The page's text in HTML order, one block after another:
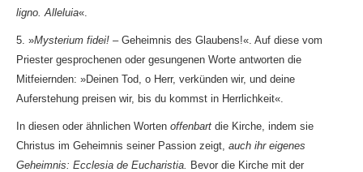
ligno. Alleluia«.
5. »Mysterium fidei! – Geheimnis des Glaubens!«. Auf diese vom
Priester gesprochenen oder gesungenen Worte antworten die
Mitfeiernden: »Deinen Tod, o Herr, verkünden wir, und deine
Auferstehung preisen wir, bis du kommst in Herrlichkeit«.
In diesen oder ähnlichen Worten offenbart die Kirche, indem sie
Christus im Geheimnis seiner Passion zeigt, auch ihr eigenes
Geheimnis: Ecclesia de Eucharistia. Bevor die Kirche mit der